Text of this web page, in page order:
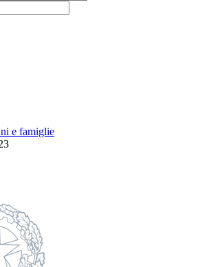
e famiglie